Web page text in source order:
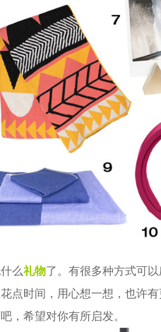
么礼物了。有很多种方式可
点时间，用心想一想，也许
，希望对你有所启发。